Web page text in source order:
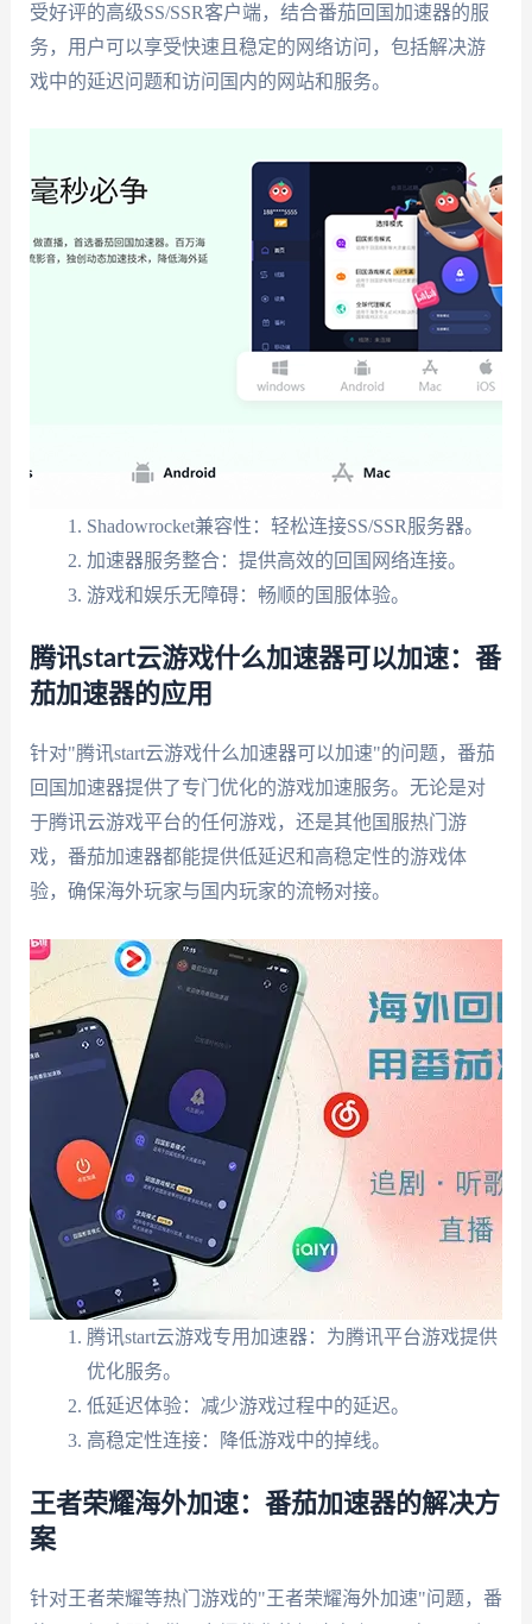
受好评的高级SS/SSR客户端，结合番茄回国加速器的服
务，用户可以享受快速且稳定的网络访问，包括解决游
戏中的延迟问题和访问国内的网站和服务。
Shadowrocket兼容性：轻松连接SS/SSR服务器。
加速器服务整合：提供高效的回国网络连接。
游戏和娱乐无障碍：畅顺的国服体验。
腾讯start云游戏什么加速器可以加速：番
茄加速器的应用
针对"腾讯start云游戏什么加速器可以加速"的问题，番茄
回国加速器提供了专门优化的游戏加速服务。无论是对
于腾讯云游戏平台的任何游戏，还是其他国服热门游
戏，番茄加速器都能提供低延迟和高稳定性的游戏体
验，确保海外玩家与国内玩家的流畅对接。
腾讯start云游戏专用加速器：为腾讯平台游戏提供
优化服务。
低延迟体验：减少游戏过程中的延迟。
高稳定性连接：降低游戏中的掉线。
王者荣耀海外加速：番茄加速器的解决方
案
针对王者荣耀等热门游戏的"王者荣耀海外加速"问题，番